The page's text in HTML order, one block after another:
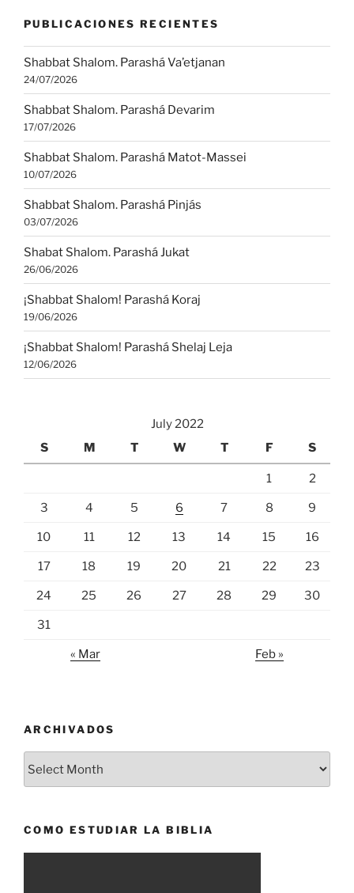
PUBLICACIONES RECIENTES
Shabbat Shalom. Parashá Va’etjanan
24/07/2026
Shabbat Shalom. Parashá Devarim
17/07/2026
Shabbat Shalom. Parashá Matot-Massei
10/07/2026
Shabbat Shalom. Parashá Pinjás
03/07/2026
Shabat Shalom. Parashá Jukat
26/06/2026
¡Shabbat Shalom! Parashá Koraj
19/06/2026
¡Shabbat Shalom! Parashá Shelaj Leja
12/06/2026
July 2022
S
M T W T F S
1 2
3 4 5 6 7 8 9
10 11 12 13 14 15 16
17 18 19 20 21 22 23
24 25 26 27 28 29 30
31
« Mar Feb »
ARCHIVADOS
COMO ESTUDIAR LA BIBLIA